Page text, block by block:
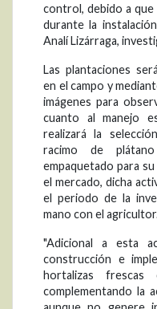
control, debido a
durante la
Analí Lizárraga,
Las plantaciones
en el campo y
imágenes para
cuanto al manejo
realizará la
racimo de
empaquetado para
el mercado, dicha
el periodo de la
mano con el
"Adicional a esta
construcción e
hortalizas frescas
complementando la